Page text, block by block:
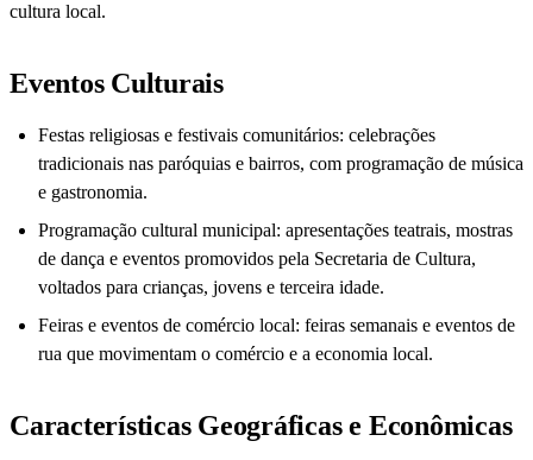
cultura local.
Eventos Culturais
Festas religiosas e festivais comunitários: celebrações
tradicionais nas paróquias e bairros, com programação de música
e gastronomia.
Programação cultural municipal: apresentações teatrais, mostras
de dança e eventos promovidos pela Secretaria de Cultura,
voltados para crianças, jovens e terceira idade.
Feiras e eventos de comércio local: feiras semanais e eventos de
rua que movimentam o comércio e a economia local.
Características Geográficas e Econômicas